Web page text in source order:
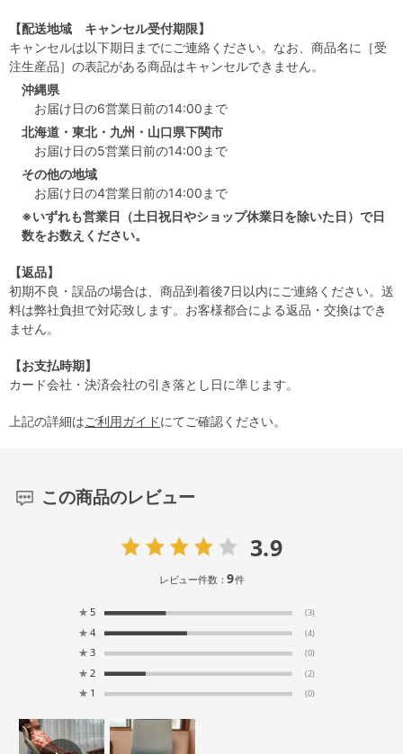
【配送地域 キャンセル受付期限】
キャンセルは以下期日までにご連絡ください。なお、商品名に［受
注生産品］の表記がある商品はキャンセルできません。
沖縄県
お届け日の6営業日前の14:00まで
北海道・東北・九州・山口県下関市
お届け日の5営業日前の14:00まで
その他の地域
お届け日の4営業日前の14:00まで
※いずれも営業日（土日祝日やショップ休業日を除いた日）で日
数をお数えください。
【返品】
初期不良・誤品の場合は、商品到着後7日以内にご連絡ください。送
料は弊社負担で対応致します。お客様都合による返品・交換はでき
ません。
【お支払時期】
カード会社・決済会社の引き落とし日に準じます。
上記の詳細はご利用ガイドにてご確認ください。
この商品のレビュー
3.9
レビュー件数：9件
★ 5 (3)
★ 4 (4)
★ 3 (0)
★ 2 (2)
★ 1 (0)